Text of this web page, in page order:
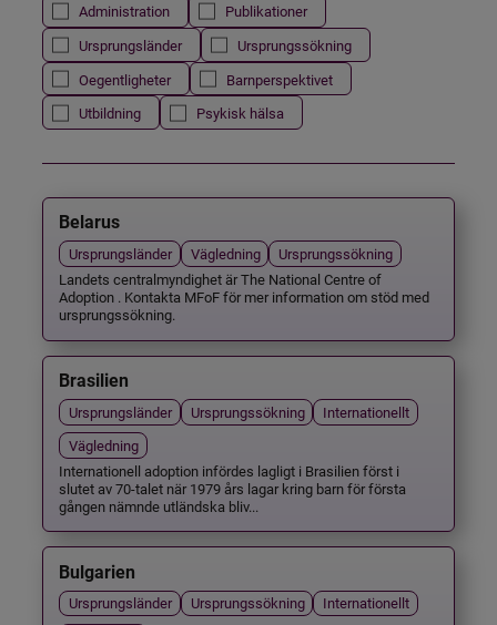
Administration
Publikationer
Ursprungsländer
Ursprungssökning
Oegentligheter
Barnperspektivet
Utbildning
Psykisk hälsa
Belarus
Ursprungsländer Vägledning
Ursprungssökning
Landets centralmyndighet är The National Centre of
Adoption . Kontakta MFoF för mer information om stöd med
ursprungssökning.
Brasilien
Ursprungsländer Ursprungssökning
Internationellt
Vägledning
Internationell adoption infördes lagligt i Brasilien först i
slutet av 70-talet när 1979 års lagar kring barn för första
gången nämnde utländska bliv...
Bulgarien
Ursprungsländer Ursprungssökning
Internationellt